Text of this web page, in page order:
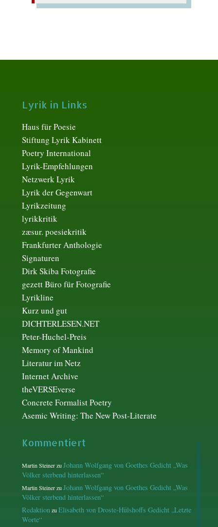
Lyrik in Links
Haus für Poesie
Stiftung Lyrik Kabinett
Poetry International
Lyrik-Empfehlungen
Netzwerk Lyrik
Lyrik der Gegenwart
Lyrikzeitung
lyrikkritik
zæsur. poesiekritik
Frankfurter Anthologie
Signaturen
Dirk Skiba Fotografie
gezett Büro für Fotografie
Lyrikline
Kurz und gut
DICHTERLESEN.NET
Peter-Huchel-Preis
Memory of Mankind
Literatur im Netz
Internet Archive
theVERSEverse
Concrete Formalist Poetry
Asemic Writing: The New Post-Literate
Kommentiert
Martin SteinerzuJohann Wolfgang von Goethes Gedicht „Was
Völker sterbend hinterlassen“
Martin SteinerzuJohann Wolfgang von Goethes Gedicht „Was
Völker sterbend hinterlassen“
RedaktionzuElisabeth von Droste-Hülshoffs Gedicht „Letzte
Worte“